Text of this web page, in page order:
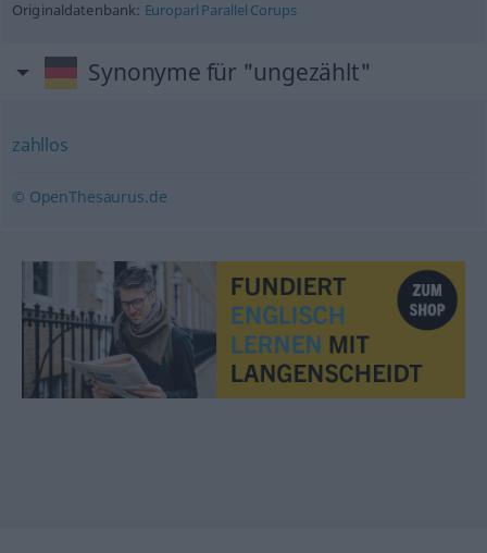
Originaldatenbank: Europarl Parallel Corups
Synonyme für "ungezählt"
zahllos
© OpenThesaurus.de